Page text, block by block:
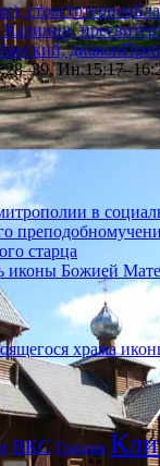
страстотерпец
пресвитер
диакон
в
старца
иконы Божией
храма
ВКС Греция